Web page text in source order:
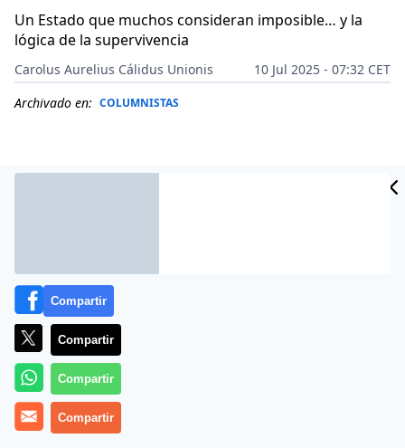
Un Estado que muchos consideran imposible… y la
lógica de la supervivencia
Carolus Aurelius Cálidus Unionis
10 Jul 2025 - 07:32 CET
Archivado en: COLUMNISTAS
Israel constituye uno de los experimentos nacionales
más singulares del siglo XX y XXI. Con una población de
apenas diez millones —de los cuales 7,5 millones son
Compartir
Compartir
Compartir
Compartir